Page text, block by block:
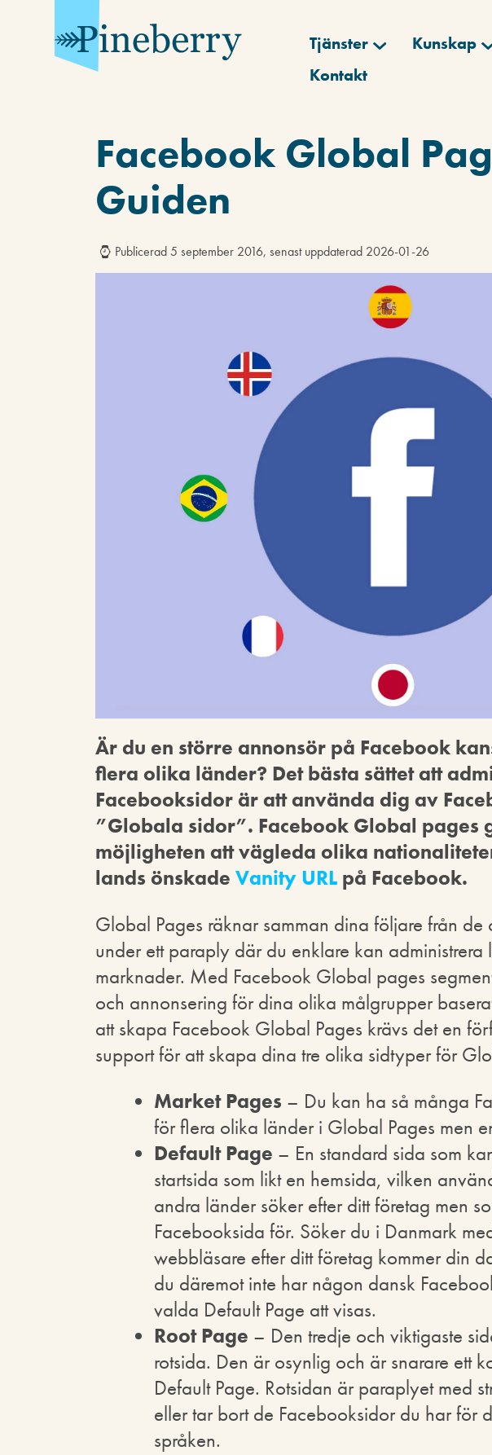
Tjänster Kunskap
Kontakt
Facebook Global
Guiden
Publicerad 5 september 2016, senast uppdaterad 2026-01-26
Är du en större annonsör på Facebook
flera olika länder? Det bästa sättet att
Facebooksidor är att använda dig av
”Globala sidor”. Facebook Global pages
möjligheten att vägleda olika
lands önskade Vanity URL på Facebook.
Global Pages räknar samman dina följare från
under ett paraply där du enklare kan
marknader. Med Facebook Global pages
och annonsering för dina olika målgrupper
att skapa Facebook Global Pages krävs det en
support för att skapa dina tre olika sidtyper för
Market Pages – Du kan ha så många
för flera olika länder i Global Pages men
Default Page – En standard sida som
startsida som likt en hemsida, vilken
andra länder söker efter ditt företag men
Facebooksida för. Söker du i Danmark
webbläsare efter ditt företag kommer din
du däremot inte har någon dansk
valda Default Page att visas.
Root Page – Den tredje och viktigaste
rotsida. Den är osynlig och är snarare ett
Default Page. Rotsidan är paraplyet med
eller tar bort de Facebooksidor du har för
språken.